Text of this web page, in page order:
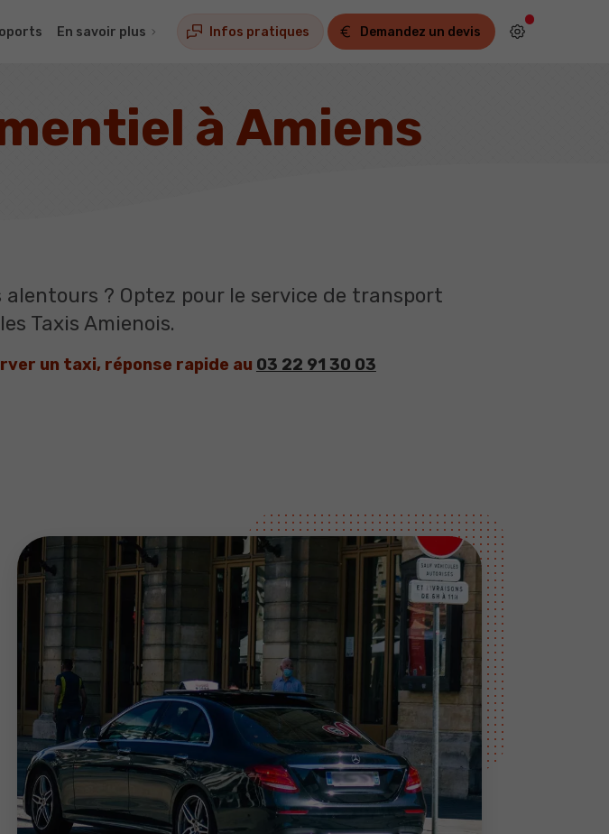
En savoir plus Infos pratiques Demandez un devis
à Amiens
? Optez pour le service de transport
Taxis Amienois.
un taxi, réponse rapide au 03 22 91 30 03